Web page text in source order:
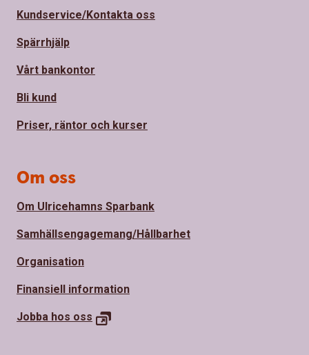
Kundservice/Kontakta oss
Spärrhjälp
Vårt bankontor
Bli kund
Priser, räntor och kurser
Om oss
Om Ulricehamns Sparbank
Samhällsengagemang/Hållbarhet
Organisation
Finansiell information
Jobba hos oss